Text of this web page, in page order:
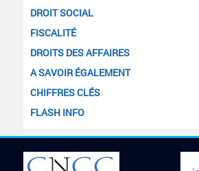
DROIT SOCIAL
FISCALITÉ
DROITS DES AFFAIRES
A SAVOIR ÉGALEMENT
CHIFFRES CLÉS
FLASH INFO